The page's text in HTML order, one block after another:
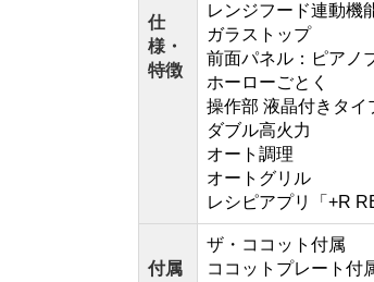
仕
様・
特徴
レンジフード連動機
ガラストップ
前面パネル：ピアノ
ホーローごとく
操作部 液晶付きタイ
ダブル高火力
オート調理
オートグリル
レシピアプリ「+R
付属
ザ・ココット付属
ココットプレート付